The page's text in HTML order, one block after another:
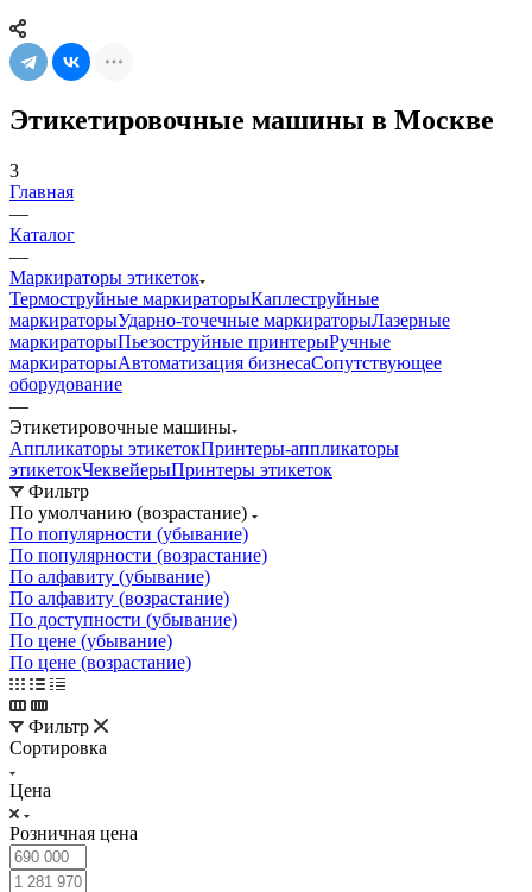
Этикетировочные машины в Москве
3
Главная
—
Каталог
—
Маркираторы этикеток
Термоструйные маркираторыКаплеструйные
маркираторыУдарно-точечные маркираторыЛазерные
маркираторыПьезоструйные принтерыРучные
маркираторыАвтоматизация бизнесаСопутствующее
оборудование
—
Этикетировочные машины
Аппликаторы этикетокПринтеры-аппликаторы
этикетокЧеквейерыПринтеры этикеток
Фильтр
По умолчанию (возрастание)
По популярности (убывание)
По популярности (возрастание)
По алфавиту (убывание)
По алфавиту (возрастание)
По доступности (убывание)
По цене (убывание)
По цене (возрастание)
Фильтр
Сортировка
Цена
Розничная цена